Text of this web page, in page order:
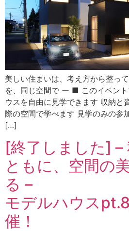
美しい住まいは、考え方から整っ
を、同じ空間で ー ■ このイベン
ウスを自由に見学できます 収納と
際の空間で学べます 見学のみの参
[…]
[終了しました] –
ともに、空間の
る –
モデルハウス
催！